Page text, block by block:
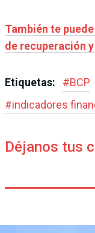
También te
de recuperación
Etiquetas: #BCP
#indicadores
Déjanos tus